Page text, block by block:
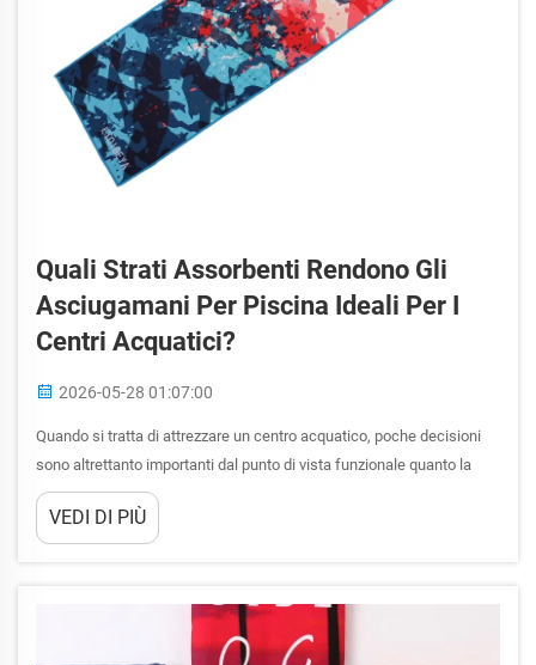
Quali Strati Assorbenti Rendono Gli
Asciugamani Per Piscina Ideali Per I
Centri Acquatici?
2026-05-28 01:07:00
Quando si tratta di attrezzare un centro acquatico, poche decisioni
sono altrettanto importanti dal punto di vista funzionale quanto la
scelta degli asciugamani per piscina appropriati. Questi asciugamani
devono soddisfare una serie unica di esigenze prestazionali che
VEDI DI PIÙ